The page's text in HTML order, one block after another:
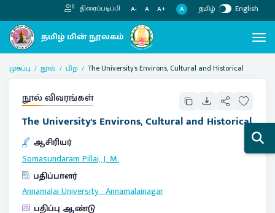
திரைப்படிப்பி A- A A+ A தமிழ் English
முகப்பு நூல் பிற The University's Environs, Cultural and Historical
நூல் விவரங்கள்
The University's Environs, Cultural and Historical
ஆசிரியர்
Somasundaram Pillai, J. M.
பதிப்பாளர்
Annamalai University:Annamalainagar
பதிப்பு ஆண்டு